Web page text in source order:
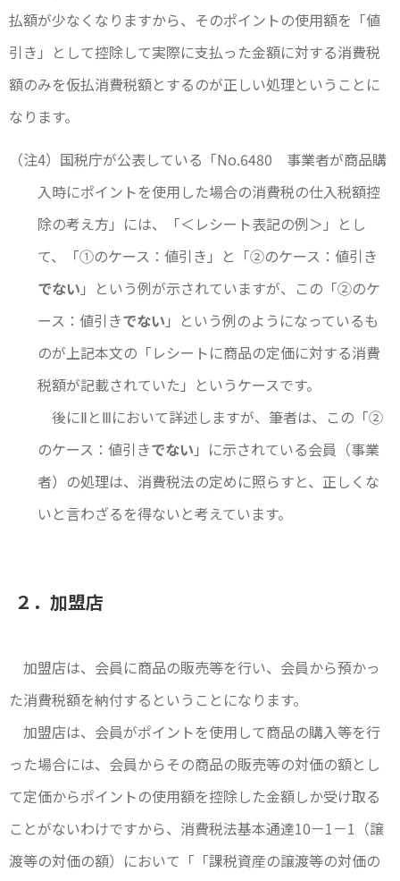
払額が少なくなりますから、そのポイントの使用額を「値
引き」として控除して実際に支払った金額に対する消費税
額のみを仮払消費税額とするのが正しい処理ということに
なります。
（注4）国税庁が公表している「No.6480 事業者が商品購
入時にポイントを使用した場合の消費税の仕入税額控
除の考え方」には、「＜レシート表記の例＞」とし
て、「①のケース：値引き」と「②のケース：値引き
でない 」という例が示されていますが、この「②のケ
ース：値引きでない 」という例のようになっているも
のが上記本文の「レシートに商品の定価に対する消費
税額が記載されていた」というケースです。
後にⅡとⅢにおいて詳述しますが、筆者は、この「②
のケース：値引きでない 」に示されている会員（事業
者）の処理は、消費税法の定めに照らすと、正しくな
いと言わざるを得ないと考えています。
２．加盟店
加盟店は、会員に商品の販売等を行い、会員から預かっ
た消費税額を納付するということになります。
加盟店は、会員がポイントを使用して商品の購入等を行
った場合には、会員からその商品の販売等の対価の額とし
て定価からポイントの使用額を控除した金額しか受け取る
ことがないわけですから、消費税法基本通達10－1－1（譲
渡等の対価の額）において「「課税資産の譲渡等の対価の